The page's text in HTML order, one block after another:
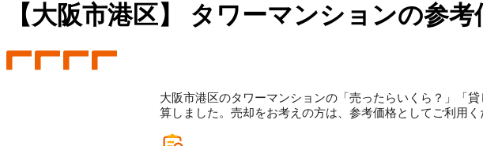
【大阪市港区】 タワーマンションの参考
大阪市港区のタワーマンションの「売ったらいくら？」「
算しました。売却をお考えの方は、参考価格としてご利用く